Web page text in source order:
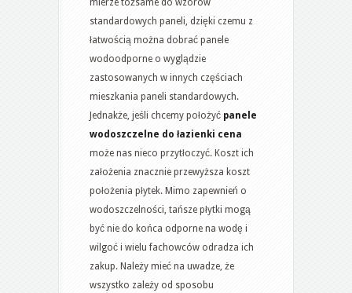
mierze tożsame do wzorów
standardowych paneli, dzięki czemu z
łatwością można dobrać panele
wodoodporne o wyglądzie
zastosowanych w innych częściach
mieszkania paneli standardowych.
Jednakże, jeśli chcemy położyć panele
wodoszczelne do łazienki cena
może nas nieco przytłoczyć. Koszt ich
założenia znacznie przewyższa koszt
położenia płytek. Mimo zapewnień o
wodoszczelności, tańsze płytki mogą
być nie do końca odporne na wodę i
wilgoć i wielu fachowców odradza ich
zakup. Należy mieć na uwadze, że
wszystko zależy od sposobu